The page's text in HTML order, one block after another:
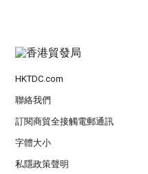
HKTDC.com
聯絡我們
訂閱商貿全接觸電郵通訊
字體大小
私隱政策聲明